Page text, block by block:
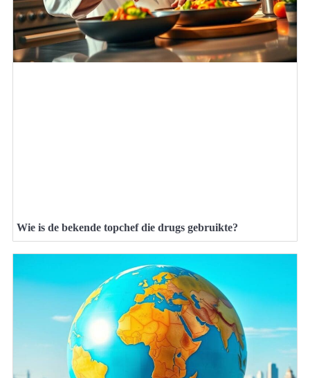
Wie is de bekende topchef die drugs gebruikte?